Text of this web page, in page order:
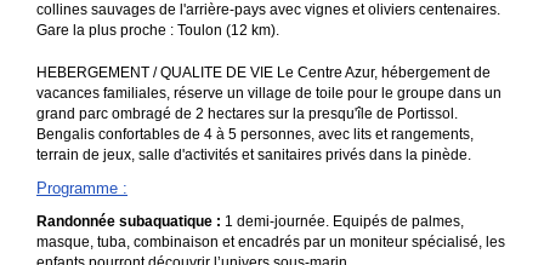
collines sauvages de l'arrière-pays avec vignes et oliviers centenaires.
Gare la plus proche : Toulon (12 km).
HEBERGEMENT / QUALITE DE VIE Le Centre Azur, hébergement de
vacances familiales, réserve un village de toile pour le groupe dans un
grand parc ombragé de 2 hectares sur la presqu'île de Portissol.
Bengalis confortables de 4 à 5 personnes, avec lits et rangements,
terrain de jeux, salle d'activités et sanitaires privés dans la pinède.
Programme :
Randonnée subaquatique : 1 demi-journée. Equipés de palmes,
masque, tuba, combinaison et encadrés par un moniteur spécialisé, les